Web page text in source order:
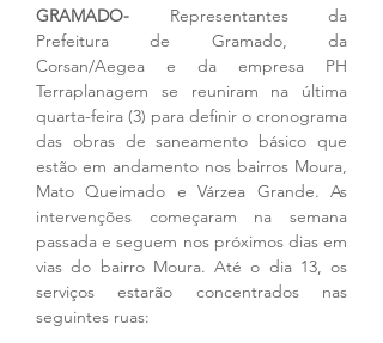
GRAMADO- Representantes da
Prefeitura de Gramado, da
Corsan/Aegea e da empresa PH
Terraplanagem se reuniram na última
quarta-feira (3) para definir o cronograma
das obras de saneamento básico que
estão em andamento nos bairros Moura,
Mato Queimado e Várzea Grande. As
intervenções começaram na semana
passada e seguem nos próximos dias em
vias do bairro Moura. Até o dia 13, os
serviços estarão concentrados nas
seguintes ruas: